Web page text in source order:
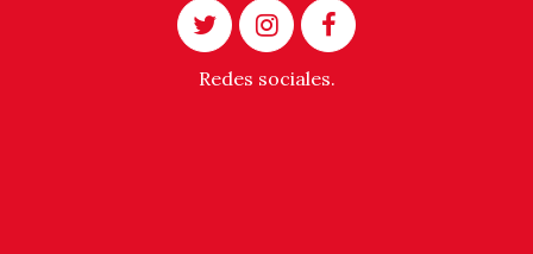
Redes sociales.